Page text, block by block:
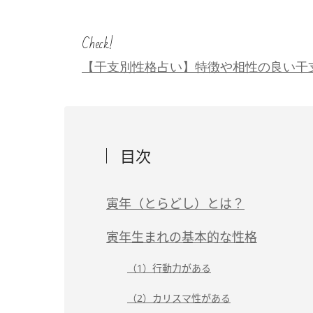
Check!
【干支別性格占い】特徴や相性の良い
目次
寅年（とらどし）とは？
寅年生まれの基本的な性格
（1）行動力がある
（2）カリスマ性がある